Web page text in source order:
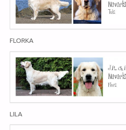
FLORKA
LILA